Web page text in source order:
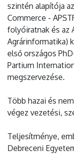
szintén alapítója
Commerce -
folyóiratnak és az
Agrárinformatika)
első országos
Partium
megszervezése.
Több hazai és
végez vezetési,
Teljesítménye,
Debreceni